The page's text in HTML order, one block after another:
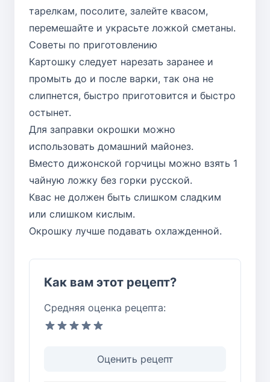
тарелкам, посолите, залейте квасом,
перемешайте и украсьте ложкой сметаны.
Советы по приготовлению
Картошку следует нарезать заранее и
промыть до и после варки, так она не
слипнется, быстро приготовится и быстро
остынет.
Для заправки окрошки можно
использовать домашний майонез.
Вместо дижонской горчицы можно взять 1
чайную ложку без горки русской.
Квас не должен быть слишком сладким
или слишком кислым.
Окрошку лучше подавать охлажденной.
Как вам этот рецепт?
Средняя оценка рецепта:
Оценить рецепт